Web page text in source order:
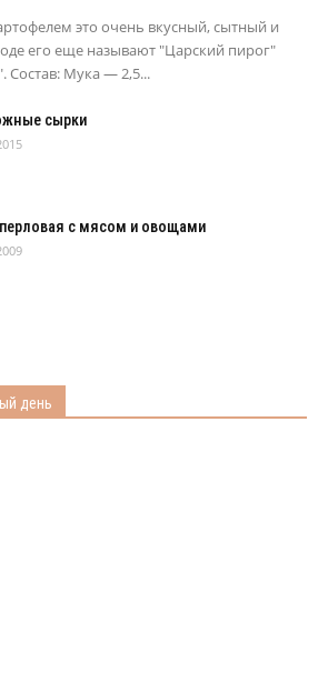
это очень вкусный, сытный и
его еще называют "Царский пирог"
Состав: Мука — 2,5...
сырки
с мясом и овощами
день